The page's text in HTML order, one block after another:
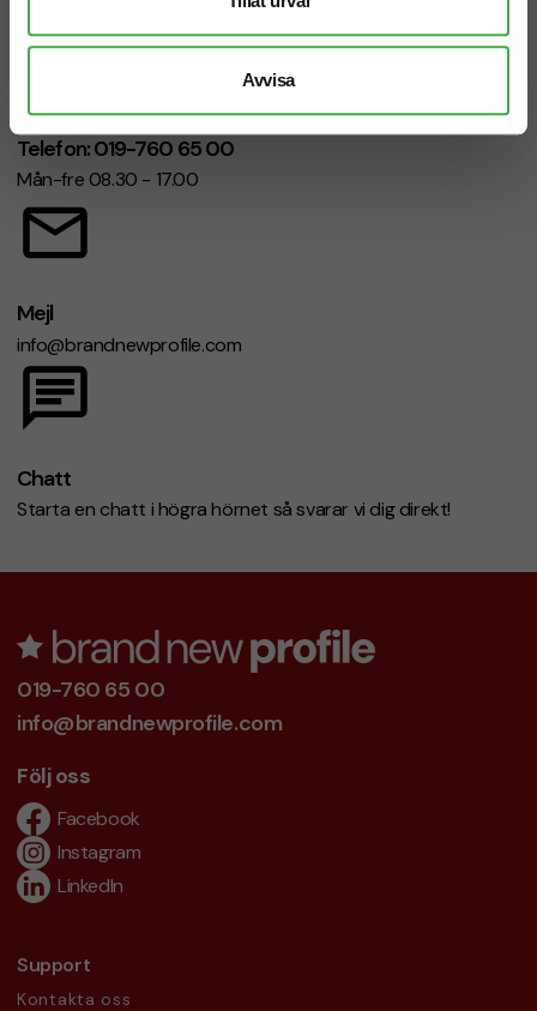
Avvisa
Telefon: 019-760 65 00
Mån-fre 08.30 - 17.00
Mejl
info@brandnewprofile.com
Chatt
Starta en chatt i högra hörnet så svarar vi dig direkt!
019-760 65 00
info@brandnewprofile.com
Följ oss
Facebook
Instagram
LinkedIn
Support
Kontakta oss